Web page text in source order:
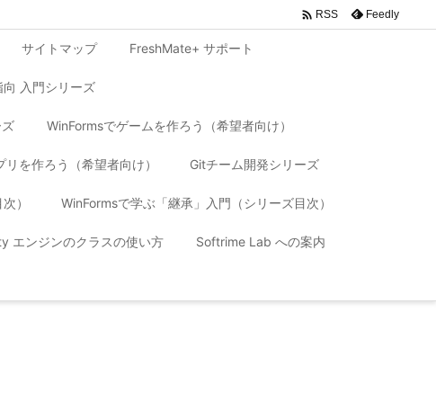
サイトマップ FreshMate+ サポート
入門シリーズ
WinFormsでゲームを作ろう（希望者向け）
を作ろう（希望者向け） Gitチーム開発シリーズ
） WinFormsで学ぶ「継承」入門（シリーズ目次）
エンジンのクラスの使い方 Softrime Lab への案内
 RSS Feedly